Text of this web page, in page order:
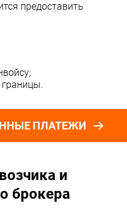
предоставить
ПЛАТЕЖИ
и
брокера